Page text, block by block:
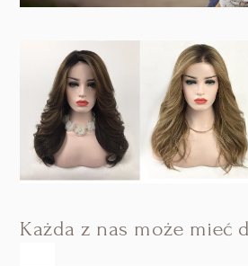
Każda z nas może mieć